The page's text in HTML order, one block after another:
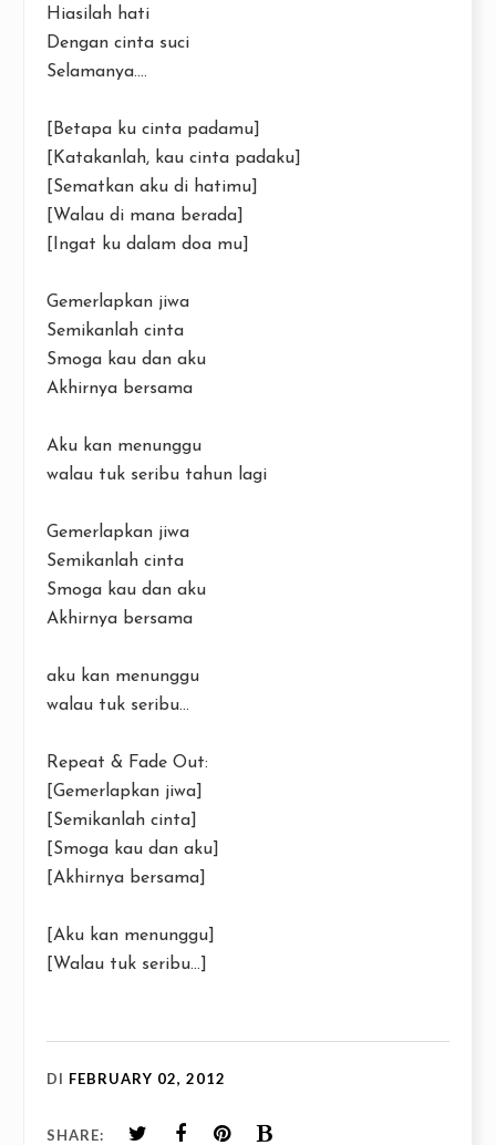
Hiasilah hati
Dengan cinta suci
Selamanya....
[Betapa ku cinta padamu]
[Katakanlah, kau cinta padaku]
[Sematkan aku di hatimu]
[Walau di mana berada]
[Ingat ku dalam doa mu]
Gemerlapkan jiwa
Semikanlah cinta
Smoga kau dan aku
Akhirnya bersama
Aku kan menunggu
walau tuk seribu tahun lagi
Gemerlapkan jiwa
Semikanlah cinta
Smoga kau dan aku
Akhirnya bersama
aku kan menunggu
walau tuk seribu...
Repeat & Fade Out:
[Gemerlapkan jiwa]
[Semikanlah cinta]
[Smoga kau dan aku]
[Akhirnya bersama]
[Aku kan menunggu]
[Walau tuk seribu...]
DI FEBRUARY 02, 2012
SHARE: